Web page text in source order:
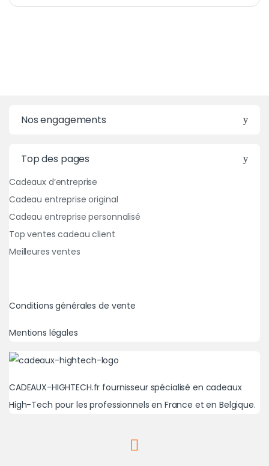
Nos engagements
Top des pages
Cadeaux d’entreprise
Cadeau entreprise original
Cadeau entreprise personnalisé
Top ventes cadeau client
Meilleures ventes
Conditions générales de vente
Mentions légales
CADEAUX-HIGHTECH.fr fournisseur spécialisé en cadeaux
High-Tech pour les professionnels en France et en Belgique.